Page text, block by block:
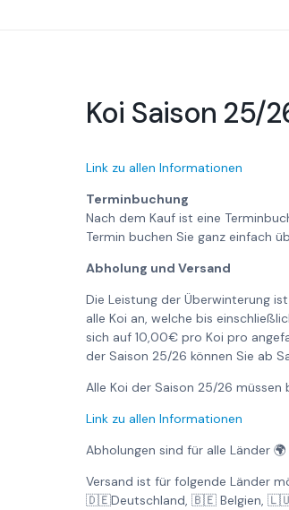
Koi Saison 25/
Link zu allen Informationen
Terminbuchung
Nach dem Kauf ist eine
Termin buchen Sie ganz einfach
Abholung und Versand
Die Leistung der Überwinterung
alle Koi an, welche bis
sich auf 10,00€ pro Koi pro
der Saison 25/26 können Sie ab
Alle Koi der Saison 25/26
Link zu allen Informationen
Abholungen sind für alle Länder
Versand ist für folgende Länder
🇩🇪Deutschland, 🇧🇪 Belgien, 🇱🇺